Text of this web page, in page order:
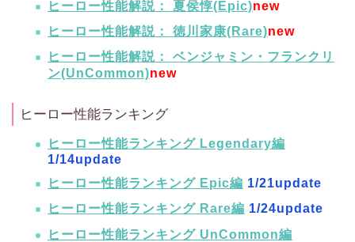
ヒーロー性能解説： 夏侯惇(Epic)new
ヒーロー性能解説： 徳川家康(Rare)new
ヒーロー性能解説： ベンジャミン・フランクリ
ン(UnCommon)new
ヒーロー性能ランキング
ヒーロー性能ランキング Legendary編
1/14update
ヒーロー性能ランキング Epic編 1/21update
ヒーロー性能ランキング Rare編 1/24update
ヒーロー性能ランキング UnCommon編